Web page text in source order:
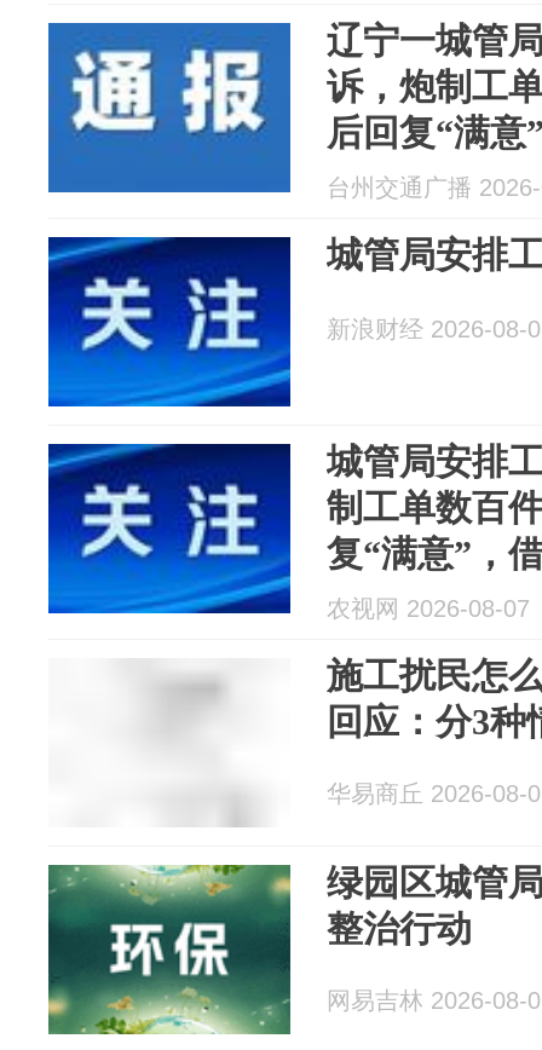
辽宁一城管
诉，炮制工
后回复“满意
诉满意率，
人已被处理
台州交通广播
城管局安排
新浪财经 2026-08-
城管局安排
制工单数百
复“满意”，
意率，官方
农视网 2026-08-07
施工扰民怎
回应：分3
华易商丘 2026-08-
绿园区城管
整治行动
网易吉林 2026-08-